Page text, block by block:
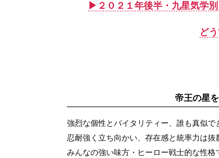
▶︎２０２１年後半・九星気学
ど
帝王の星
強烈な個性とバイタリティー、誰も真似
忍耐強く立ち向かい、存在感と統率力は
みんなの強い味方・ヒーロー戦士的な性